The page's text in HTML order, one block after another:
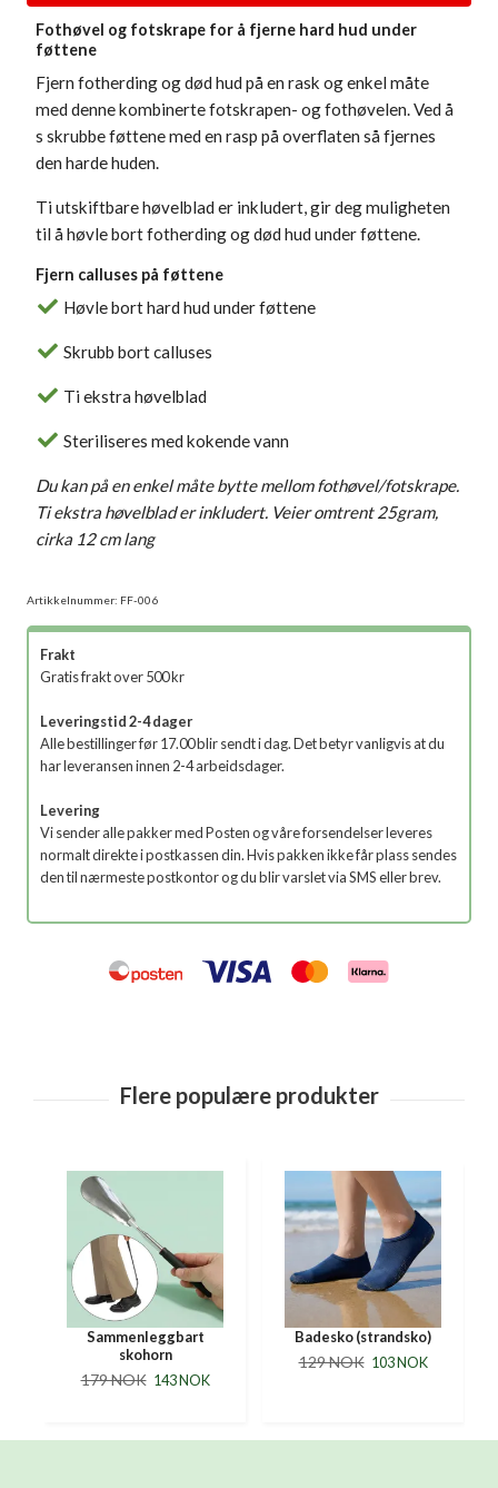
Fothøvel og fotskrape for å fjerne hard hud under
føttene
Fjern fotherding og død hud på en rask og enkel måte
med denne kombinerte fotskrapen- og fothøvelen. Ved å
s skrubbe føttene med en rasp på overflaten så fjernes
den harde huden.
Ti utskiftbare høvelblad er inkludert, gir deg muligheten
til å høvle bort fotherding og død hud under føttene.
Fjern calluses på føttene
Høvle bort hard hud under føttene
Skrubb bort calluses
Ti ekstra høvelblad
Steriliseres med kokende vann
Du kan på en enkel måte bytte mellom fothøvel/fotskrape.
Ti ekstra høvelblad er inkludert. Veier omtrent 25gram,
cirka 12 cm lang
Artikkelnummer: FF-006
Frakt
Gratis frakt over 500 kr
Leveringstid 2-4 dager
Alle bestillinger før 17.00 blir sendt i dag. Det betyr vanligvis at du
har leveransen innen 2-4 arbeidsdager.
Levering
Vi sender alle pakker med Posten og våre forsendelser leveres
normalt direkte i postkassen din. Hvis pakken ikke får plass sendes
den til nærmeste postkontor og du blir varslet via SMS eller brev.
Sammenleggbart
skohorn
179 NOK 143 NOK
Badesko (strandsko)
129 NOK 103 NOK